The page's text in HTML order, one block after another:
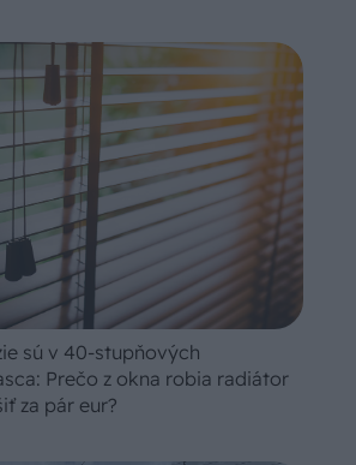
sú v 40-stupňových
Prečo z okna robia radiátor
za pár eur?